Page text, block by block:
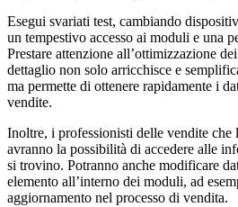
Esegui svariati test, cambiando
un tempestivo accesso ai moduli e una
Prestare attenzione all’ottimizzazione
dettaglio non solo arricchisce e
ma permette di ottenere rapidamente i
vendite.
Inoltre, i professionisti delle vendite
avranno la possibilità di accedere alle
si trovino. Potranno anche modificare
elemento all’interno dei moduli, ad
aggiornamento nel processo di vendita.